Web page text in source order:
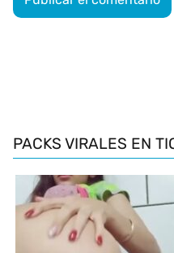
PACKS VIRALES EN